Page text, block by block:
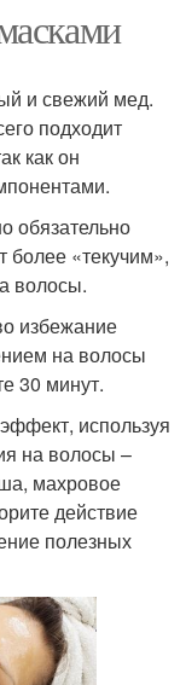
и свежий мед.
подходит
как он
обязательно
более «текучим»,
волосы.
избежание
на волосы
30 минут.
используя
на волосы –
махровое
действие
полезных